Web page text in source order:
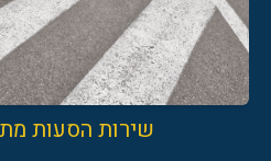
שירות הסעות